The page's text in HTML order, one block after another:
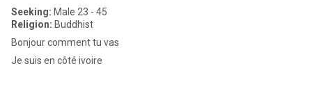
Seeking: Male 23 - 45
Religion: Buddhist
Bonjour comment tu vas
Je suis en côté ivoire